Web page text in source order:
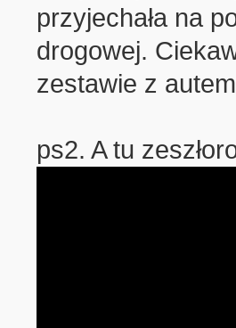
przyjechała na
drogowej.
zestawie z
ps2. A tu